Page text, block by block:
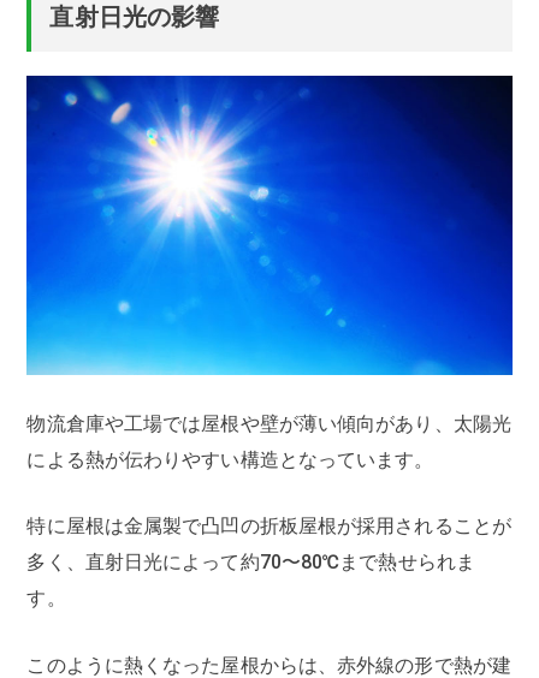
直射日光の影響
物流倉庫や工場では屋根や壁が薄い傾向があり、太陽光
による熱が伝わりやすい構造となっています。
特に屋根は金属製で凸凹の折板屋根が採用されることが
多く、直射日光によって約70〜80℃まで熱せられま
す。
このように熱くなった屋根からは、赤外線の形で熱が建